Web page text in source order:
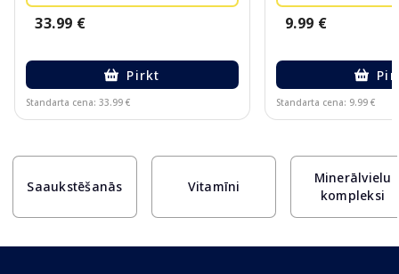
33.99 €
Pirkt
Standarta cena: 33.99 €
9.99 €
Standarta cena: 9.99 €
Saaukstēšanās Vitamīni
Minerālvielu
kompleksi